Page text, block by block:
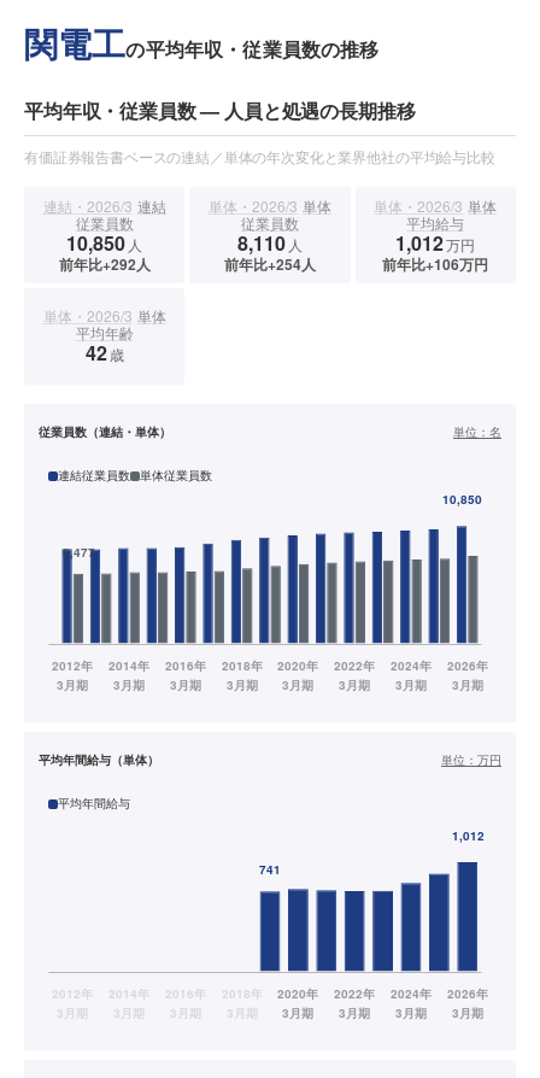
関電工の平均年収・従業員数の推移
平均年収・従業員数 — 人員と処遇の長期推移
有価証券報告書ベースの連結／単体の年次変化と業界他社の平均給与比較
連結・2026/3 連結
従業員数
10,850 人
前年比+292人
単体・2026/3 単体
従業員数
8,110 人
前年比+254人
単体・2026/3 単体
平均給与
1,012万円
前年比+106万円
単体・2026/3 単体
平均年齢
42歳
従業員数（連結・単体） 単位： 名
連結従業員数 単体従業員数
平均年間給与（単体） 単位： 万円
平均年間給与